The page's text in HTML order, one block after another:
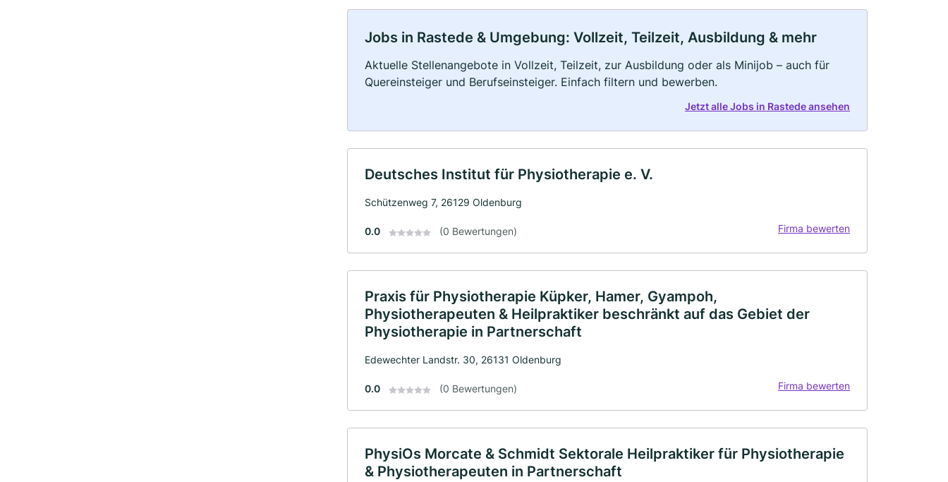
Jobs in Rastede & Umgebung: Vollzeit, Teilzeit, Ausbildung & mehr
Aktuelle Stellenangebote in Vollzeit, Teilzeit, zur Ausbildung oder als Minijob – auch für
Quereinsteiger und Berufseinsteiger. Einfach filtern und bewerben.
Jetzt alle Jobs in Rastede ansehen
Deutsches Institut für Physiotherapie e. V.
Schützenweg 7, 26129 Oldenburg
0.0 (0 Bewertungen) Firma bewerten
Praxis für Physiotherapie Küpker, Hamer, Gyampoh,
Physiotherapeuten & Heilpraktiker beschränkt auf das Gebiet der
Physiotherapie in Partnerschaft
Edewechter Landstr. 30, 26131 Oldenburg
0.0 (0 Bewertungen) Firma bewerten
PhysiOs Morcate & Schmidt Sektorale Heilpraktiker für Physiotherapie
& Physiotherapeuten in Partnerschaft